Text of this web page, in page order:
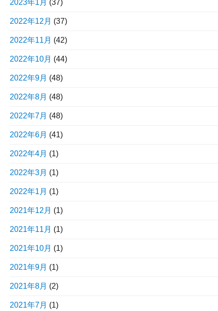
2023年1月 (37)
2022年12月 (37)
2022年11月 (42)
2022年10月 (44)
2022年9月 (48)
2022年8月 (48)
2022年7月 (48)
2022年6月 (41)
2022年4月 (1)
2022年3月 (1)
2022年1月 (1)
2021年12月 (1)
2021年11月 (1)
2021年10月 (1)
2021年9月 (1)
2021年8月 (2)
2021年7月 (1)